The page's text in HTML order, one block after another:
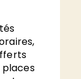
places